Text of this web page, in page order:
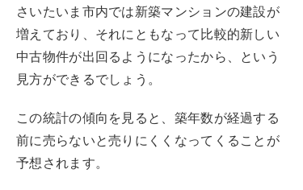
さいたいま市内では新築マンションの建設が
増えており、それにともなって比較的新しい
中古物件が出回るようになったから、という
見方ができるでしょう。
この統計の傾向を見ると、築年数が経過する
前に売らないと売りにくくなってくることが
予想されます。